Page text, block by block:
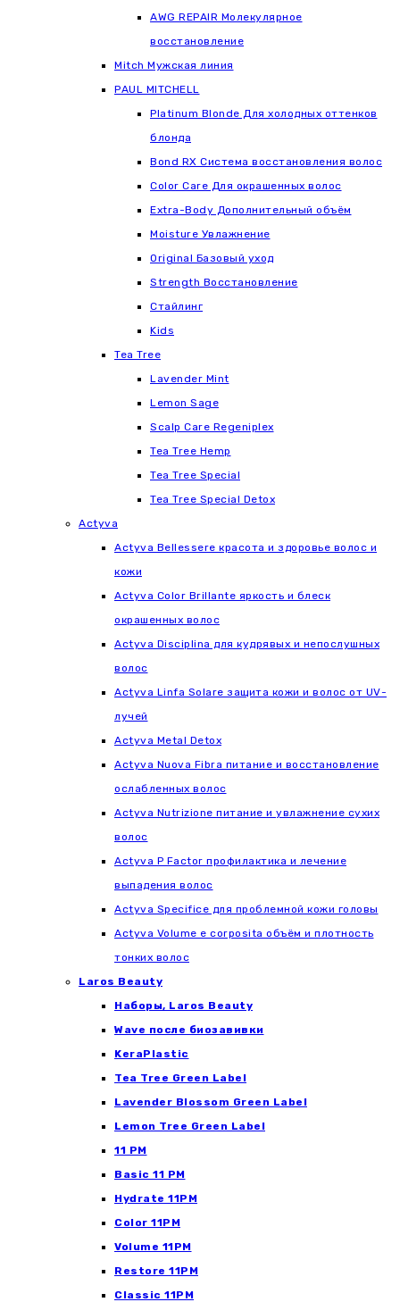
AWG REPAIR Молекулярное
восстановление
Mitch Мужская линия
РАUL МITCHELL
Platinum Blonde Для холодных оттенков
блонда
Bond RX Система восстановления волос
Color Care Для окрашенных волос
Extra-Body Дополнительный объём
Moisture Увлажнение
Original Базовый уход
Strength Восстановление
Стайлинг
Kids
Tea Tree
Lavender Mint
Lemon Sage
Scalp Care Regeniplex
Tea Tree Hemp
Tea Tree Special
Tea Tree Special Detox
Actyva
Actyva Bellessere красота и здоровье волос и
кожи
Actyva Color Brillante яркость и блеск
окрашенных волос
Actyva Disciplina для кудрявых и непослушных
волос
Actyva Linfa Solare защита кожи и волос от UV-
лучей
Actyva Metal Detox
Actyva Nuova Fibra питание и восстановление
ослабленных волос
Actyva Nutrizione питание и увлажнение сухих
волос
Actyva P Factor профилактика и лечение
выпадения волос
Actyva Specifice для проблемной кожи головы
Actyva Volume e corposita объём и плотность
тонких волос
Laros Beauty
Наборы, Laros Beauty
Wave после биозавивки
KeraPlastic
Tea Tree Green Label
Lavender Blossom Green Label
Lemon Tree Green Label
11 PM
Basic 11 PM
Hydrate 11PM
Color 11PM
Volume 11PM
Restore 11PM
Classic 11PM